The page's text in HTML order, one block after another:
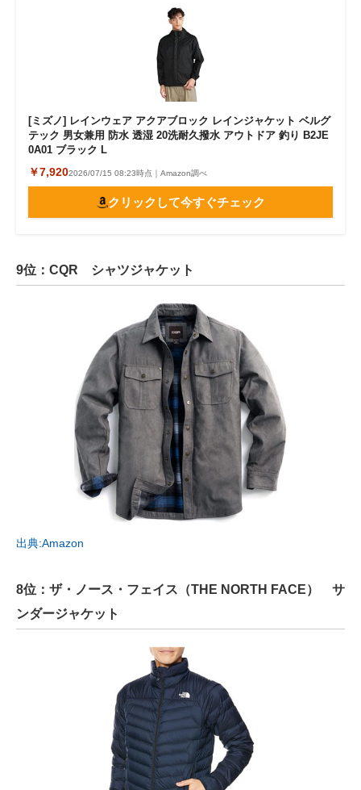
[ミズノ] レインウェア アクアブロック レインジャケット ベルグ
テック 男女兼用 防水 透湿 20洗耐久撥水 アウトドア 釣り B2JE
0A01 ブラック L
￥7,9202026/07/15 08:23時点｜Amazon調べ
クリックして今すぐチェック
9位：CQR シャツジャケット
出典:Amazon
8位：ザ・ノース・フェイス（THE NORTH FACE） サ
ンダージャケット